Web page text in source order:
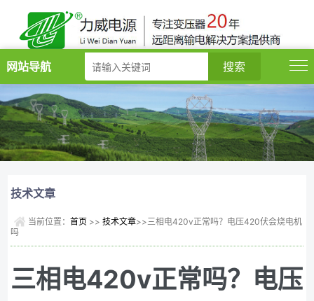
网站导航
技术文章
当前位置：首页 >>技术文章>>三相电420v正常吗？电压420伏会烧电机
吗
三相电420v正常吗？电压